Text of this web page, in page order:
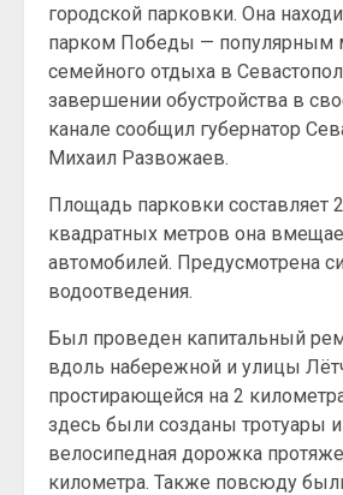
городской парковки. Она
парком Победы — популярным
семейного отдыха в
завершении обустройства в
канале сообщил губернатор
Михаил Развожаев.
Площадь парковки составляет
квадратных метров она
автомобилей. Предусмотрена
водоотведения.
Был проведен капитальный
вдоль набережной и улицы
простирающейся на 2
здесь были созданы тротуары и
велосипедная дорожка
километра. Также повсюду